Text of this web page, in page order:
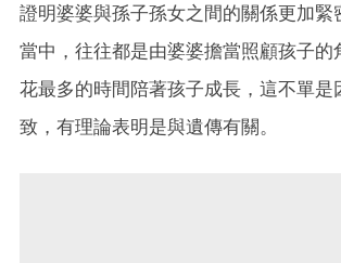
證明婆婆與孫子孫女之間的關係更加緊
當中，往往都是由婆婆擔當照顧孩子的
花最多的時間陪著孩子成長，這不單是
致，有理論表明是與遺傳有關。